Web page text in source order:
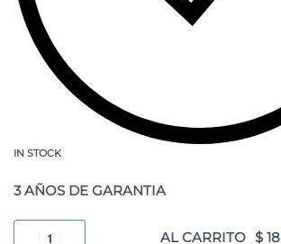
IN STOCK
3 AÑOS DE GARANTIA
AL CARRITO